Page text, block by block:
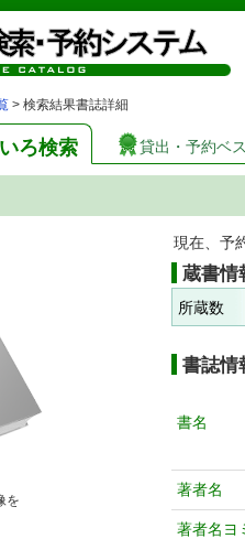
> 検索結果書誌詳細
ろ検索 貸出・予約ベ
を
現在、予
蔵書情
所蔵数
書誌情
書名
著者名
著者名ヨ